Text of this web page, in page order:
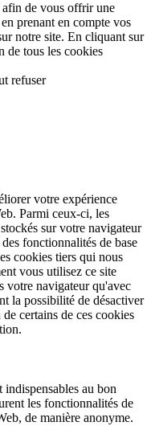
afin de vous offrir une
prenant en compte vos
notre site. En cliquant sur
de tous les cookies
refuser
votre expérience
Parmi ceux-ci, les
sur votre navigateur
fonctionnalités de base
cookies tiers qui nous
vous utilisez ce site
votre navigateur qu'avec
la possibilité de désactiver
certains de ces cookies
indispensables au bon
les fonctionnalités de
de manière anonyme.